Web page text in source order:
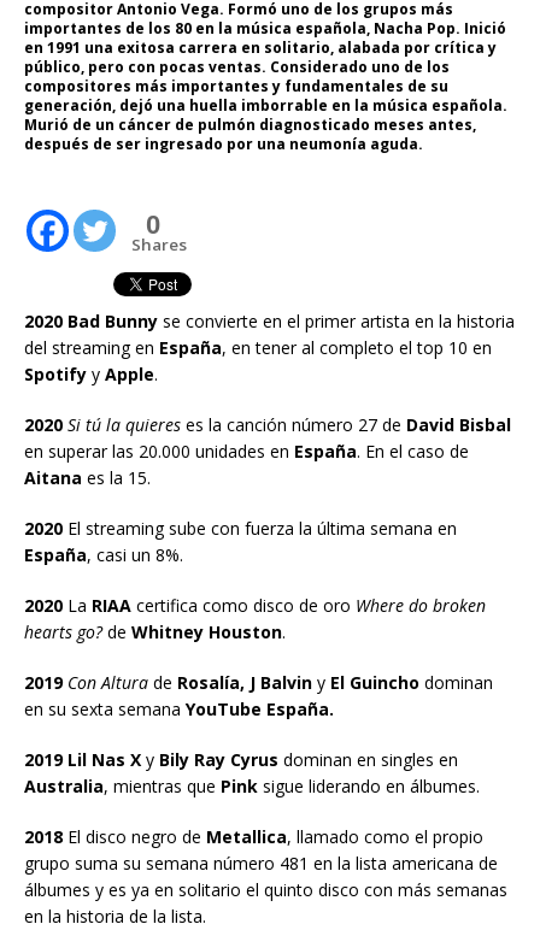
compositor Antonio Vega. Formó uno de los grupos más
importantes de los 80 en la música española, Nacha Pop. Inició
en 1991 una exitosa carrera en solitario, alabada por crítica y
público, pero con pocas ventas. Considerado uno de los
compositores más importantes y fundamentales de su
generación, dejó una huella imborrable en la música española.
Murió de un cáncer de pulmón diagnosticado meses antes,
después de ser ingresado por una neumonía aguda.
0
Shares
2020 Bad Bunny se convierte en el primer artista en la historia
del streaming en España, en tener al completo el top 10 en
Spotify y Apple.
2020 Si tú la quieres es la canción número 27 de David Bisbal
en superar las 20.000 unidades en España. En el caso de
Aitana es la 15.
2020 El streaming sube con fuerza la última semana en
España, casi un 8%.
2020 La RIAA certifica como disco de oro Where do broken
hearts go?de Whitney Houston.
2019 Con Altura de Rosalía, J Balvin y El Guincho dominan
en su sexta semana YouTube España.
2019 Lil Nas X y Bily Ray Cyrus dominan en singles en
Australia, mientras que Pink sigue liderando en álbumes.
2018 El disco negro de Metallica, llamado como el propio
grupo suma su semana número 481 en la lista americana de
álbumes y es ya en solitario el quinto disco con más semanas
en la historia de la lista.